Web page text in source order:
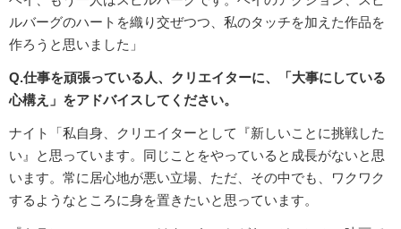
ルバーグのハートを織り交ぜつつ、私のタッチを加えた作品を
作ろうと思いました」
Q.仕事を頑張っている人、クリエイターに、「大事にしている
心構え」をアドバイスしてください。
ナイト「私自身、クリエイターとして『新しいことに挑戦した
い』と思っています。同じことをやっていると成長がないと思
います。常に居心地が悪い立場、ただ、その中でも、ワクワク
するようなところに身を置きたいと思っています。